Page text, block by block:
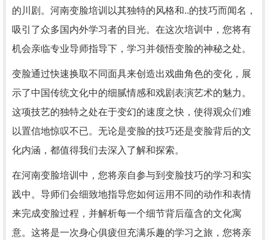
的川剧。河南变脸培训以其独特的风格和..的技巧而闻名，
吸引了众多国内外学习者的目光。在这次培训中，您将有
机会亲临专业导师指导下，学习并领悟变脸的神秘之处。
变脸通过快速换取不同面具来创造出戏曲角色的变化，展
示了中国传统文化中的细腻情感和戏剧表演艺术的魅力。
这项技艺的独特之处在于变幻的速度之快，使得观众们难
以置信地惊叹不已。无论是变脸的技巧还是变脸背后的文
化内涵，都值得我们去深入了解和探索。
在河南变脸培训中，您将亲自参与到变脸技巧的学习和实
践中。导师们会细致地指导您如何运用不同的动作和表情
来完成变脸过程，并解析每一个细节背后蕴含的文化寓
意。这将是一次身心俱疲但充满乐趣的学习之旅，您将亲